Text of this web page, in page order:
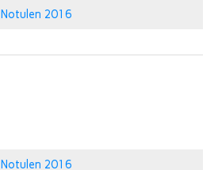
Notulen 2016
Notulen 2016